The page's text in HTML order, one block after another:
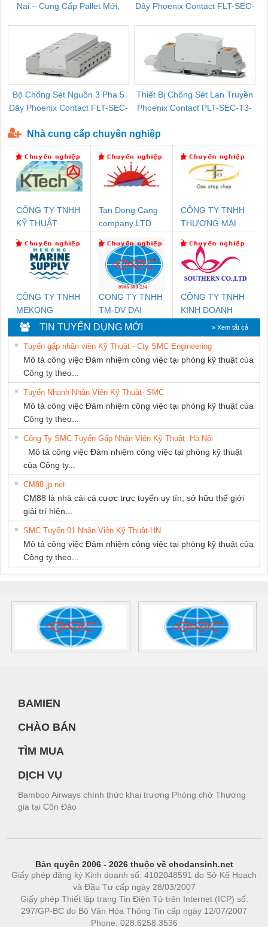
Nai – Cung Cấp Pallet Mới,
Dây Phoenix Contact FLT-SEC-
Bộ Chống Sét Nguồn 3 Pha 5
Dây Phoenix Contact FLT-SEC-
Thiết Bị Chống Sét Lan Truyền
Phoenix Contact PLT-SEC-T3-
Nhà cung cấp chuyên nghiệp
CÔNG TY TNHH
KỸ THUẬT
NAM
Tan Dong Cang
company LTD
CÔNG TY TNHH
THƯƠNG MẠI
NAM
CÔNG TY TNHH
MEKONG
MARINE SUPPLY
CONG TY TNHH
TM-DV DAI
DONG THANH
CÔNG TY TNHH
KINH DOANH
DỊCH VỤ XNK
PHƯƠNG NAM
TIN TUYỂN DỤNG MỚI » Xem tất cả
Tuyển gấp nhân viên Kỹ Thuật - Cty SMC Engineering
Mô tả công việc Đảm nhiệm công việc tại phòng kỹ thuật của
Công ty theo...
Tuyển Nhanh Nhân Viên Kỹ Thuật- SMC
Mô tả công việc Đảm nhiệm công việc tại phòng kỹ thuật của
Công ty theo...
Công Ty SMC Tuyển Gấp Nhân Viên Kỹ Thuật- Hà Nội
Mô tả công việc Đảm nhiệm công việc tại phòng kỹ thuật
của Công ty...
CM88 jp net
CM88 là nhà cái cá cược trực tuyến uy tín, sở hữu thế giới
giải trí hiện...
SMC Tuyển 01 Nhân Viên Kỹ Thuật-HN
Mô tả công việc Đảm nhiệm công việc tại phòng kỹ thuật của
Công ty theo...
BAMIEN
CHÀO BÁN
TÌM MUA
DỊCH VỤ
Bamboo Airways chính thức khai trương Phòng chờ Thương
gia tại Côn Đảo
Bản quyền 2006 - 2026 thuộc về chodansinh.net
Giấy phép đăng ký Kinh doanh số: 4102048591 do Sở Kế Hoạch
và Đầu Tư cấp ngày 28/03/2007
Giấy phép Thiết lập trang Tin Điện Tử trên Internet (ICP) số:
297/GP-BC do Bộ Văn Hóa Thông Tin cấp ngày 12/07/2007
Phone: 028.6258.3536